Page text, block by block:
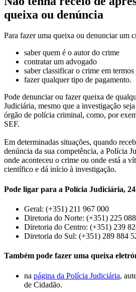
queixa ou denúncia
Para fazer uma queixa ou denunciar um
saber quem é o autor do crime
contratar um advogado
saber classificar o crime em
fazer qualquer tipo de pagamento.
Pode denunciar ou fazer queixa de
Judiciária, mesmo que a investigação
órgão de polícia criminal, como, por
SEF.
Em determinadas situações, quando
denúncia da sua competência, a Polícia
onde aconteceu o crime ou onde está a
científico e dá início à investigação.
Pode ligar para a Polícia Judiciária,
Geral: (+351) 211 967 000
Diretoria do Norte: (+351) 225
Diretoria do Centro: (+351) 239
Diretoria do Sul: (+351) 289 884
Também pode fazer uma queixa
na página da Polícia Judiciária,
de Cidadão.